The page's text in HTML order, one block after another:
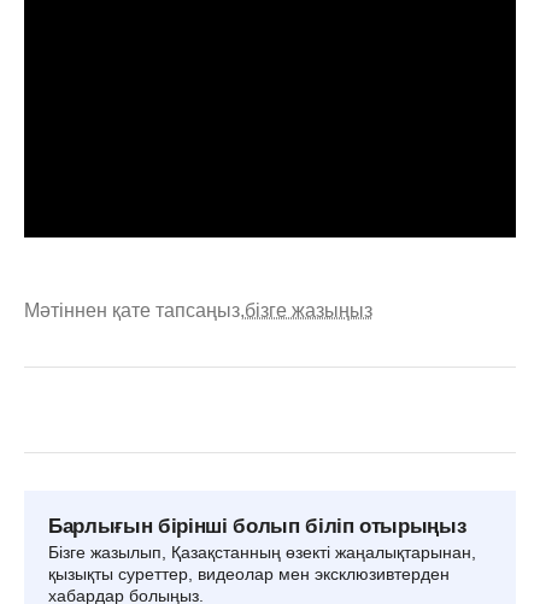
Мәтіннен қате тапсаңыз,бізге жазыңыз
Барлығын бірінші болып біліп отырыңыз
Бізге жазылып, Қазақстанның өзекті жаңалықтарынан,
қызықты суреттер, видеолар мен эксклюзивтерден
хабардар болыңыз.